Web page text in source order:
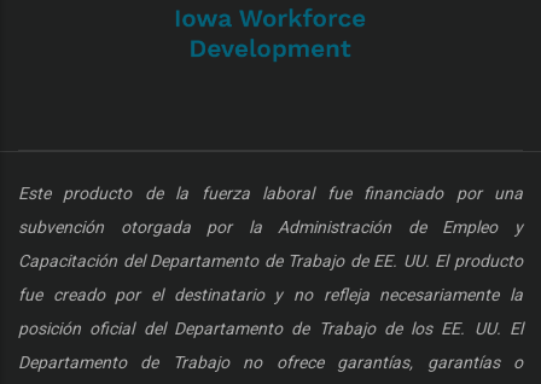
Este producto de la fuerza laboral fue financiado por una
subvención otorgada por la Administración de Empleo y
Capacitación del Departamento de Trabajo de EE. UU. El producto
fue creado por el destinatario y no refleja necesariamente la
posición oficial del Departamento de Trabajo de los EE. UU. El
Departamento de Trabajo no ofrece garantías, garantías o